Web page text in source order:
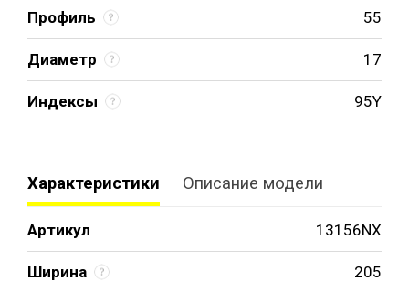
Профиль 55
Диаметр 17
Индексы 95Y
Характеристики Описание модели
Артикул 13156NX
Ширина 205